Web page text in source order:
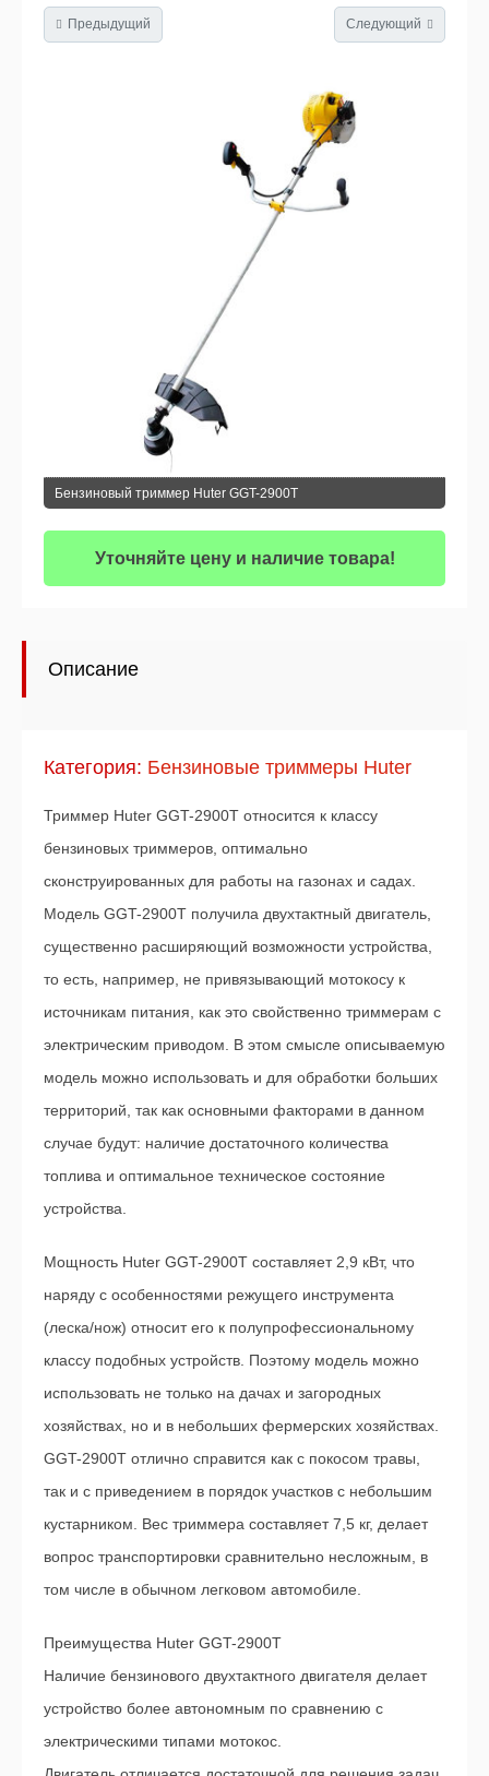
Предыдущий Следующий
Бензиновый триммер Huter GGT-2900T
Уточняйте цену и наличие товара!
Описание
Категория: Бензиновые триммеры Huter
Триммер Huter GGT-2900T относится к классу
бензиновых триммеров, оптимально
сконструированных для работы на газонах и садах.
Модель GGT-2900T получила двухтактный двигатель,
существенно расширяющий возможности устройства,
то есть, например, не привязывающий мотокосу к
источникам питания, как это свойственно триммерам с
электрическим приводом. В этом смысле описываемую
модель можно использовать и для обработки больших
территорий, так как основными факторами в данном
случае будут: наличие достаточного количества
топлива и оптимальное техническое состояние
устройства.
Мощность Huter GGT-2900T составляет 2,9 кВт, что
наряду с особенностями режущего инструмента
(леска/нож) относит его к полупрофессиональному
классу подобных устройств. Поэтому модель можно
использовать не только на дачах и загородных
хозяйствах, но и в небольших фермерских хозяйствах.
GGT-2900T отлично справится как с покосом травы,
так и с приведением в порядок участков с небольшим
кустарником. Вес триммера составляет 7,5 кг, делает
вопрос транспортировки сравнительно несложным, в
том числе в обычном легковом автомобиле.
Преимущества Huter GGT-2900T
Наличие бензинового двухтактного двигателя делает
устройство более автономным по сравнению с
электрическими типами мотокос.